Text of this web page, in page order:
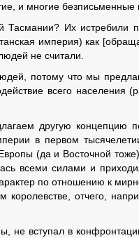
и многие
Их истребили
империя) как
не считали.
потому что мы
всего
другую концепцию
в первом
(да и Восточной
всеми силами и
по отношению к
королевстве, отчего,
не вступал в